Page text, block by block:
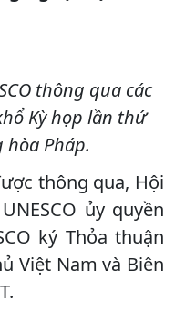
thông qua các
Kỳ họp lần thứ
hòa Pháp.
thông qua, Hội
ủy quyền
ký Thỏa thuận
Việt Nam và Biên